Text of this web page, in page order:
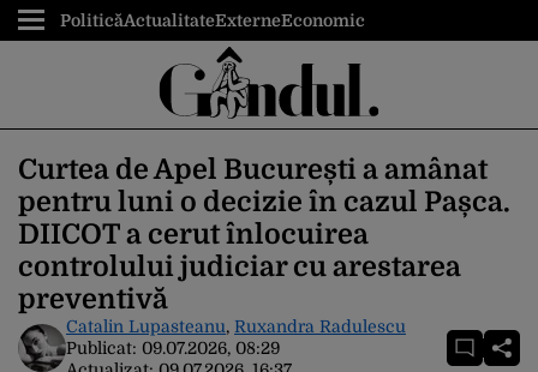
PoliticăActualitateExterneEconomic
Curtea de Apel București a amânat
pentru luni o decizie în cazul Pașca.
DIICOT a cerut înlocuirea
controlului judiciar cu arestarea
preventivă
Catalin Lupasteanu, Ruxandra Radulescu
Publicat: 09.07.2026, 08:29